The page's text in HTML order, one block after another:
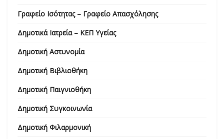
Γραφείο Ισότητας – Γραφείο Απασχόλησης
Δημοτικά Ιατρεία – ΚΕΠ Υγείας
Δημοτική Αστυνομία
Δημοτική Βιβλιοθήκη
Δημοτική Παιγνιοθήκη
Δημοτική Συγκοινωνία
Δημοτική Φιλαρμονική